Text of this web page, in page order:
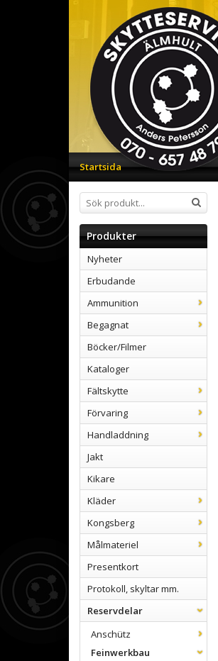
Startsida
Produkter
Nyheter
Erbudande
Ammunition
Begagnat
Böcker/Filmer
Kataloger
Fältskytte
Förvaring
Handladdning
Jakt
Kikare
Kläder
Kongsberg
Målmateriel
Presentkort
Protokoll, skyltar mm.
Reservdelar
Anschütz
Feinwerkbau